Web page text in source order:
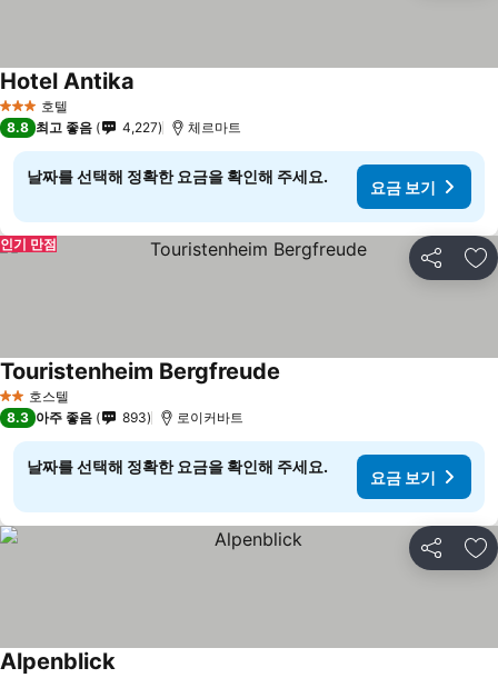
3 성급 호텔
Hotel Antika
8.8 최고 좋음 4,227 체르마트
날짜를 선택해 정확한 요금을 확인해 주세요.
요금 보기
공유 즐
인기 만점
2 성급호스텔
Touristenheim Bergfreude
8.3 아주 좋음 893 로이커바트
날짜를 선택해 정확한 요금을 확인해 주세요.
요금 보기
공유 즐
Alpenblick